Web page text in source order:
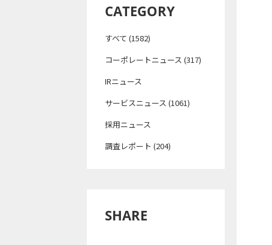
CATEGORY
すべて (1582)
コーポレートニュース (317)
IRニュース
サービスニュース (1061)
採用ニュース
調査レポート (204)
SHARE